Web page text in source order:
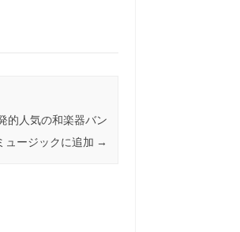
的人気の和楽器バン
ュージックに追加 →